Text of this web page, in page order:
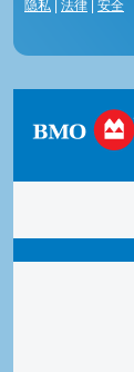
隐私 法律 安全